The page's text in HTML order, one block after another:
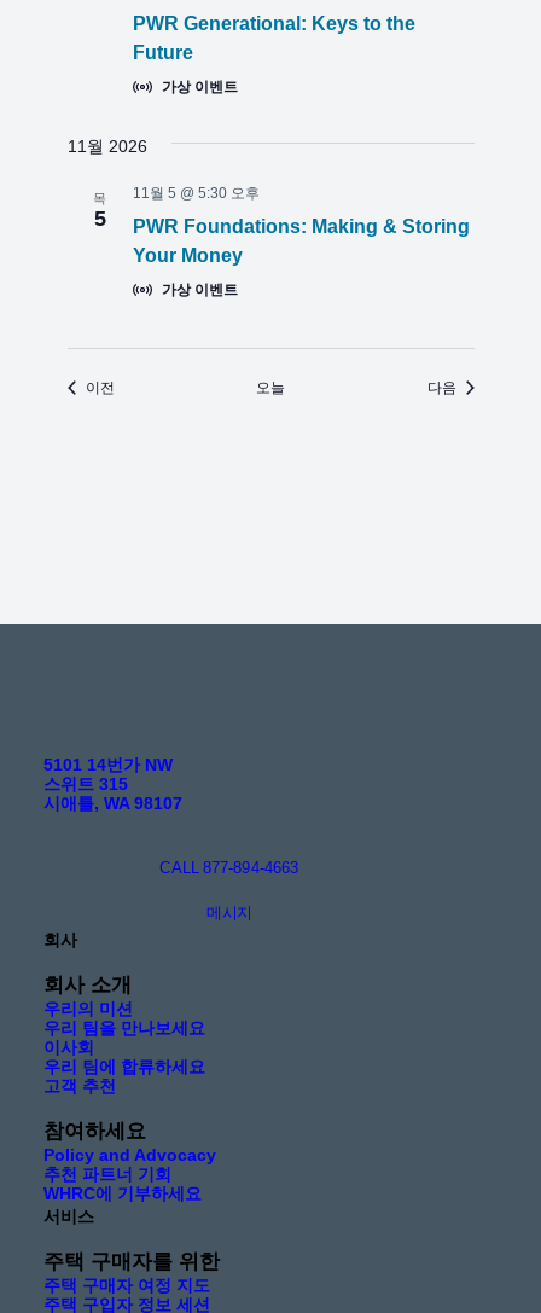
PWR Generational: Keys to the
Future
가상 이벤트
11월 2026
목
5
PWR Foundations: Making & Storing
Your Money
11월 5 @ 5:30 오후
가상 이벤트
이전일정표 오늘 다음일정표
5101 14번가 NW
스위트 315
시애틀, WA 98107
CALL 877-894-4663
메시지
회사
회사 소개
우리의 미션
우리 팀을 만나보세요
이사회
우리 팀에 합류하세요
고객 추천
참여하세요
Policy and Advocacy
추천 파트너 기회
WHRC에 기부하세요
서비스
주택 구매자를 위한
주택 구매자 여정 지도
주택 구입자 정보 세션